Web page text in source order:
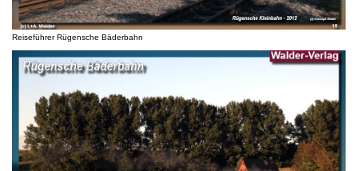
Reiseführer Rügensche Bäderbahn